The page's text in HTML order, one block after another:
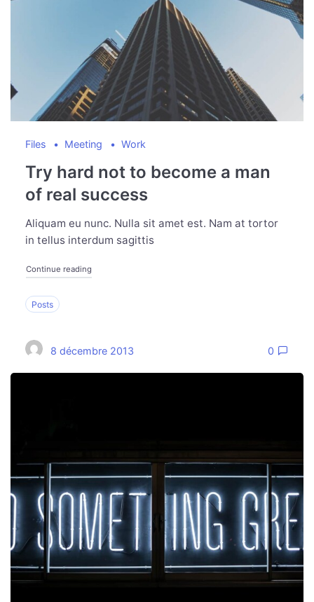
Files Meeting Work
Try hard not to become a man
of real success
Aliquam eu nunc. Nulla sit amet est. Nam at tortor
in tellus interdum sagittis
Continue reading
Posts
8 décembre 2013 0